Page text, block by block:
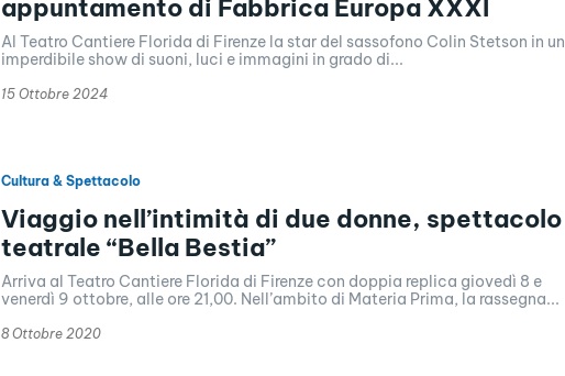
appuntamento di Fabbrica Europa XXXI
Al Teatro Cantiere Florida di Firenze la star del sassofono Colin Stetson in un
imperdibile show di suoni, luci e immagini in grado di...
15 Ottobre 2024
Cultura & Spettacolo
Viaggio nell’intimità di due donne, spettacolo
teatrale “Bella Bestia”
Arriva al Teatro Cantiere Florida di Firenze con doppia replica giovedì 8 e
venerdì 9 ottobre, alle ore 21,00. Nell’ambito di Materia Prima, la rassegna...
8 Ottobre 2020